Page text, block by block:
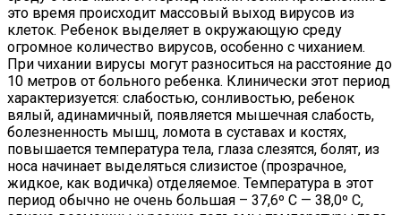
это время происходит массовый выход вирусов из
клеток. Ребенок выделяет в окружающую среду
огромное количество вирусов, особенно с чиханием.
При чихании вирусы могут разноситься на расстояние до
10 метров от больного ребенка. Клинически этот период
характеризуется: слабостью, сонливостью, ребенок
вялый, адинамичный, появляется мышечная слабость,
болезненность мышц, ломота в суставах и костях,
повышается температура тела, глаза слезятся, болят, из
носа начинает выделяться слизистое (прозрачное,
жидкое, как водичка) отделяемое. Температура в этот
период обычно не очень большая – 37,6º С — 38,0º С,